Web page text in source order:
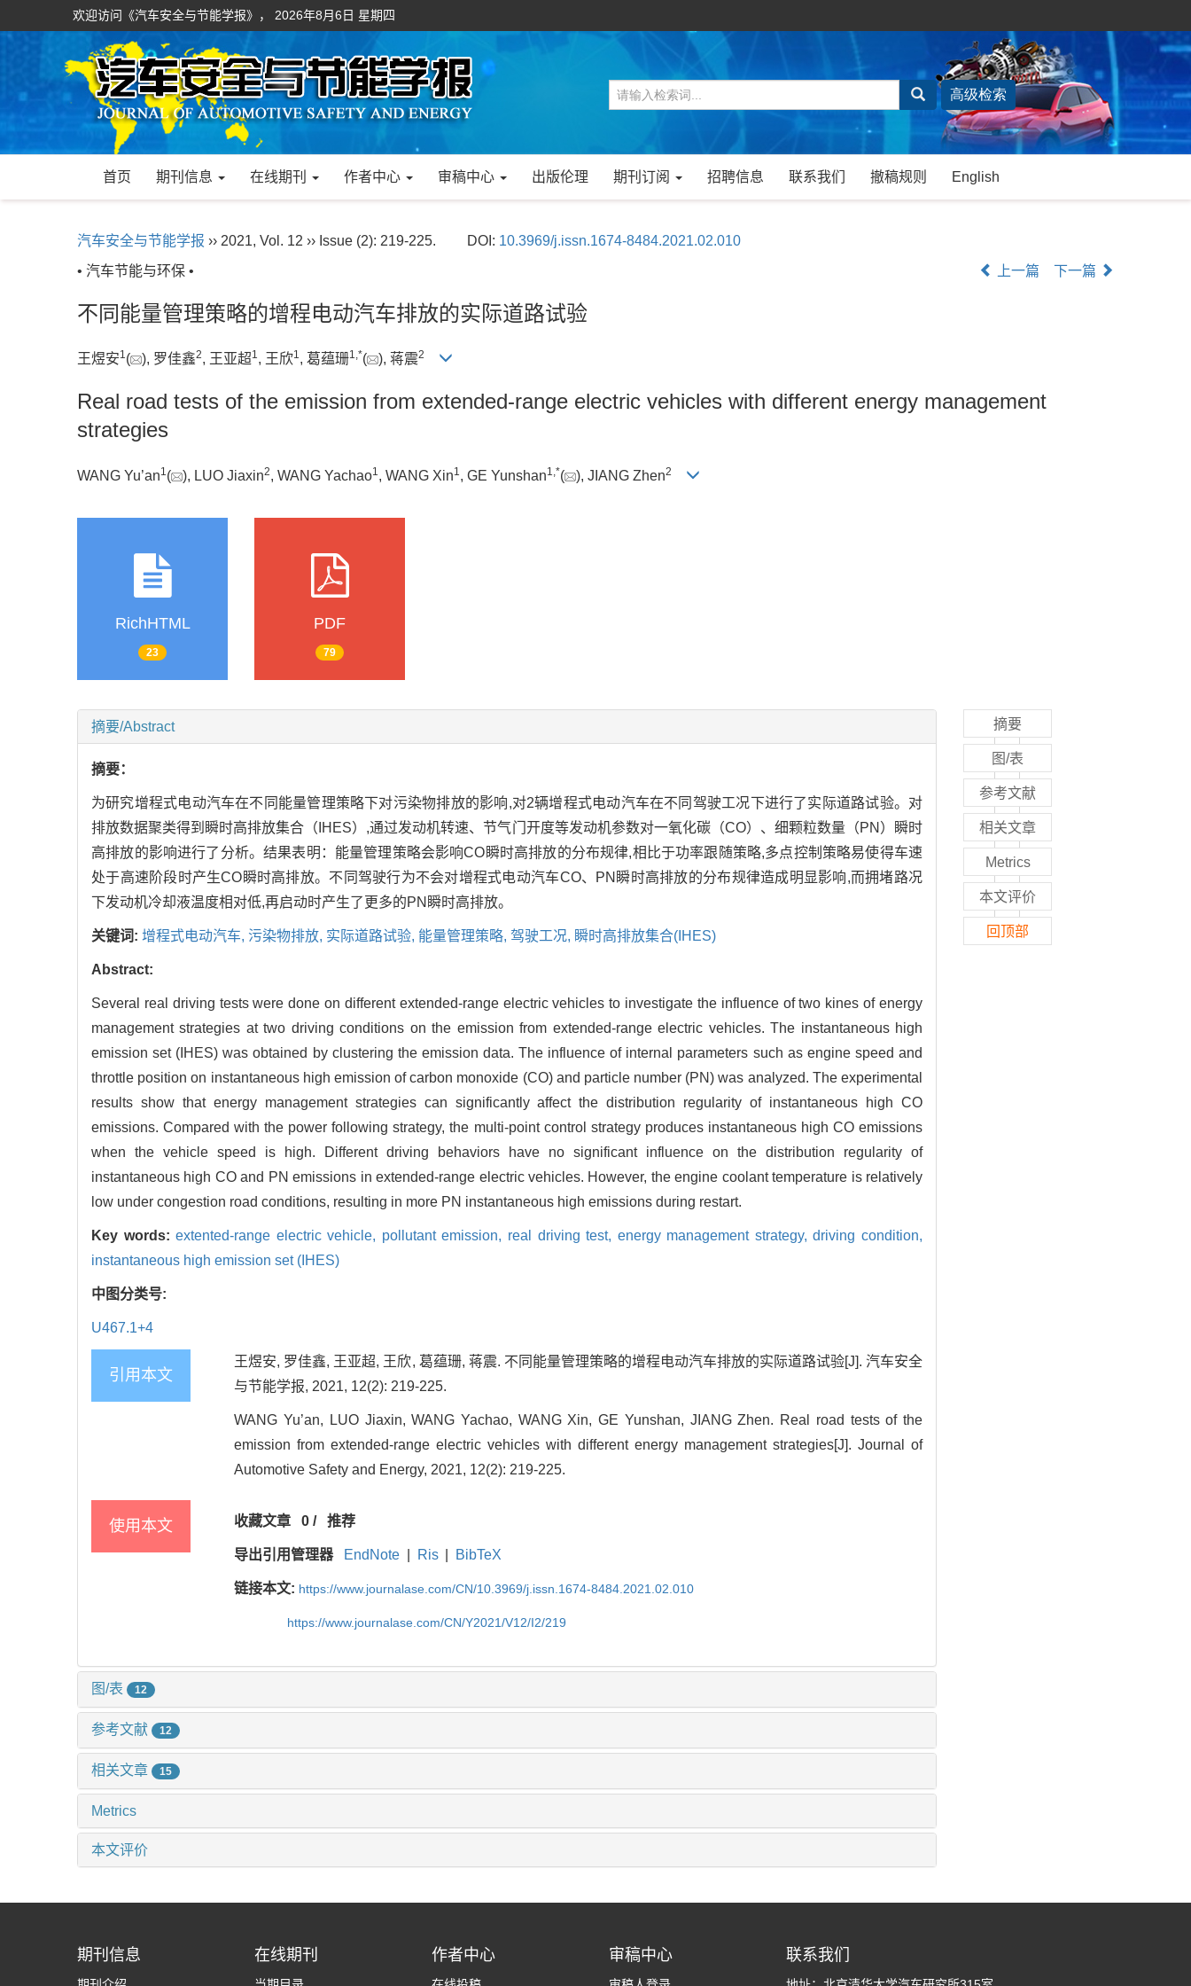
欢迎访问《汽车安全与节能学报》， 2026年8月6日 星期四
首页 期刊信息 在线期刊 作者中心 审稿中心 出版伦理 期刊订阅 招聘信息 联系我们 撤稿规则 English
汽车安全与节能学报 ›› 2021, Vol. 12 ›› Issue (2): 219-225. DOI: 10.3969/j.issn.1674-8484.2021.02.010
• 汽车节能与环保 •
上一篇 下一篇
不同能量管理策略的增程电动汽车排放的实际道路试验
王煜安1( ), 罗佳鑫2, 王亚超1, 王欣1, 葛蕴珊1,*( ), 蒋震2
Real road tests of the emission from extended-range electric vehicles with different energy management
strategies
WANG Yu’an1 ( ), LUO Jiaxin2, WANG Yachao1 , WANG Xin1 , GE Yunshan1 *( ), JIANG Zhen2
RichHTML
23
PDF
79
摘要/Abstract
摘要：
为研究增程式电动汽车在不同能量管理策略下对污染物排放的影响,对2辆增程式电动汽车在不同驾驶工况下进行了实际道路试验。对
排放数据聚类得到瞬时高排放集合（IHES）,通过发动机转速、节气门开度等发动机参数对一氧化碳（CO）、细颗粒数量（PN）瞬时
高排放的影响进行了分析。结果表明：能量管理策略会影响CO瞬时高排放的分布规律,相比于功率跟随策略,多点控制策略易使得车速
处于高速阶段时产生CO瞬时高排放。不同驾驶行为不会对增程式电动汽车CO、PN瞬时高排放的分布规律造成明显影响,而拥堵路况
下发动机冷却液温度相对低,再启动时产生了更多的PN瞬时高排放。
关键词: 增程式电动汽车, 污染物排放, 实际道路试验, 能量管理策略, 驾驶工况, 瞬时高排放集合(IHES)
Abstract:
Several real driving tests were done on different extended-range electric vehicles to investigate the influence of two kines of energy
management strategies at two driving conditions on the emission from extended-range electric vehicles. The instantaneous high
emission set (IHES) was obtained by clustering the emission data. The influence of internal parameters such as engine speed and
throttle position on instantaneous high emission of carbon monoxide (CO) and particle number (PN) was analyzed. The experimental
results show that energy management strategies can significantly affect the distribution regularity of instantaneous high CO
emissions. Compared with the power following strategy, the multi-point control strategy produces instantaneous high CO emissions
when the vehicle speed is high. Different driving behaviors have no significant influence on the distribution regularity of
instantaneous high CO and PN emissions in extended-range electric vehicles. However, the engine coolant temperature is relatively
low under congestion road conditions, resulting in more PN instantaneous high emissions during restart.
Key words:extented-range electric vehicle, pollutant emission, real driving test, energy management strategy,driving condition,
instantaneous high emission set (IHES)
中图分类号:
U467.1+4
引用本文
王煜安, 罗佳鑫, 王亚超, 王欣, 葛蕴珊, 蒋震. 不同能量管理策略的增程电动汽车排放的实际道路试验[J]. 汽车安全
与节能学报, 2021, 12(2): 219-225.
WANG Yu’an, LUO Jiaxin, WANG Yachao, WANG Xin, GE Yunshan, JIANG Zhen. Real road tests of the
emission from extended-range electric vehicles with different energy management strategies[J]. Journal of
Automotive Safety and Energy, 2021, 12(2): 219-225.
使用本文 收藏文章 0 /推荐
导出引用管理器 EndNote Ris BibTeX
链接本文: https://www.journalase.com/CN/10.3969/j.issn.1674-8484.2021.02.010
https://www.journalase.com/CN/Y2021/V12/I2/219
图/表 12
参考文献 12
相关文章 15
Metrics
本文评价
摘要
图/表
参考文献
相关文章
Metrics
本文评价
回顶部
期刊信息 在线期刊 作者中心 审稿中心 联系我们